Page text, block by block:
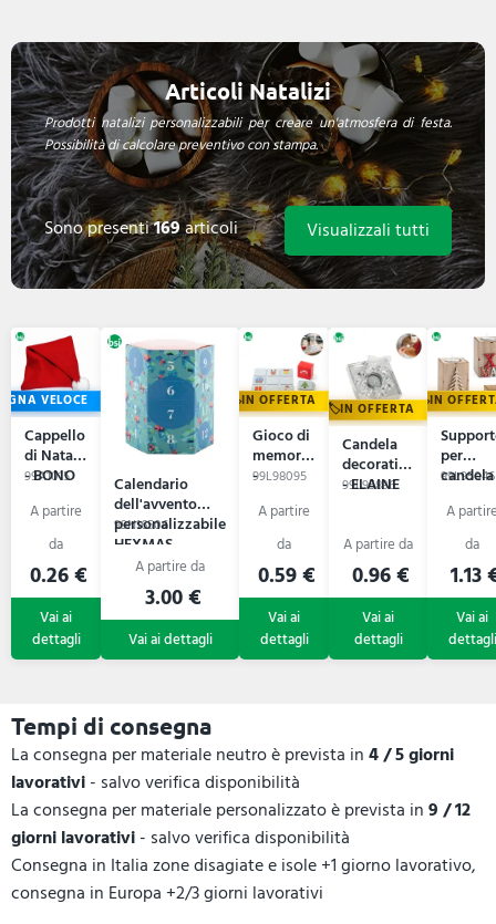
Articoli Natalizi
Prodotti natalizi personalizzabili per creare un'atmosfera di festa.
Possibilità di calcolare preventivo con stampa.
Sono presenti169articoli Visualizzali tutti
VELOCE
Cappello
di Natale
- BONO
99A1015
0.26 €
Calendario
dell'avvento
personalizzabile
HEXMAS
99N16506
3.00 €
IN OFFERTA
Gioco di
memoria
-
99L98095
0.59 €
IN OFFERTA
Candela
decorativa
- ELAINE
99L95836
0.96 €
IN
per
99L95046
1.13
Tempi di consegna
La consegna per materiale neutro è prevista in4 / 5 giorni
lavorativi- salvo verifica disponibilità
La consegna per materiale personalizzato è prevista in9 / 12
giorni lavorativi- salvo verifica disponibilità
Consegna in Italia zone disagiate e isole +1 giorno lavorativo,
consegna in Europa +2/3 giorni lavorativi